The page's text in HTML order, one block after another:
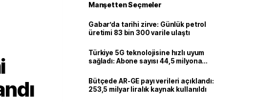
Manşetten Seçmeler
Gabar’da tarihi zirve: Günlük petrol
üretimi 83 bin 300 varile ulaştı
Türkiye 5G teknolojisine hızlı uyum
sağladı: Abone sayısı 44,5 milyona
Bütçede AR-GE payı verileri açıklandı:
253,5 milyar liralık kaynak kullanıldı